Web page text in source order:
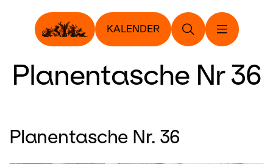
KALENDER
Planentasche Nr 36
Planentasche Nr. 36